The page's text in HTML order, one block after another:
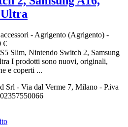
Ultra
- Agrigento (Agrigento) -
€
Slim, Nintendo Switch 2, Samsung
I prodotti sono nuovi, originali,
e coperti ...
Srl - Via dal Verme 7, Milano - P.iva